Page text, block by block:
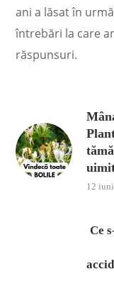
ani a lăsat în
întrebări la care
răspunsuri.
12
Ce